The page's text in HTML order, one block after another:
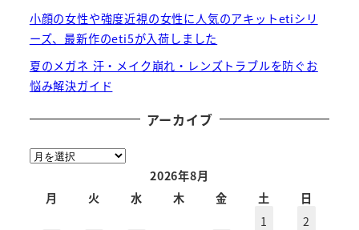
小顔の女性や強度近視の女性に人気のアキットetiシリ
ーズ、最新作のeti5が入荷しました
夏のメガネ 汗・メイク崩れ・レンズトラブルを防ぐお
悩み解決ガイド
アーカイブ
ア
2026年8月
月
火 水 木 金 土
日
1
2